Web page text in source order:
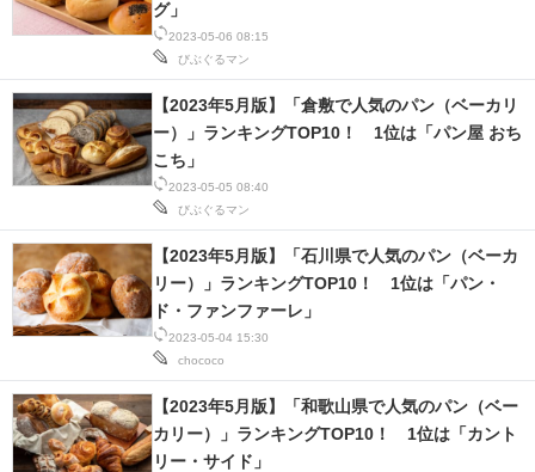
2023-05-06 08:15
びぶぐるマン
グ」
2023-05-05 08:40
びぶぐるマン
【2023年5月版】「倉敷で人気のパン（ベーカリ
ー）」ランキングTOP10！ 1位は「パン屋 おち
こち」
2023-05-04 15:30
chococo
【2023年5月版】「石川県で人気のパン（ベーカ
リー）」ランキングTOP10！ 1位は「パン・
ド・ファンファーレ」
【2023年5月版】「和歌山県で人気のパン（ベー
カリー）」ランキングTOP10！ 1位は「カント
リー・サイド」